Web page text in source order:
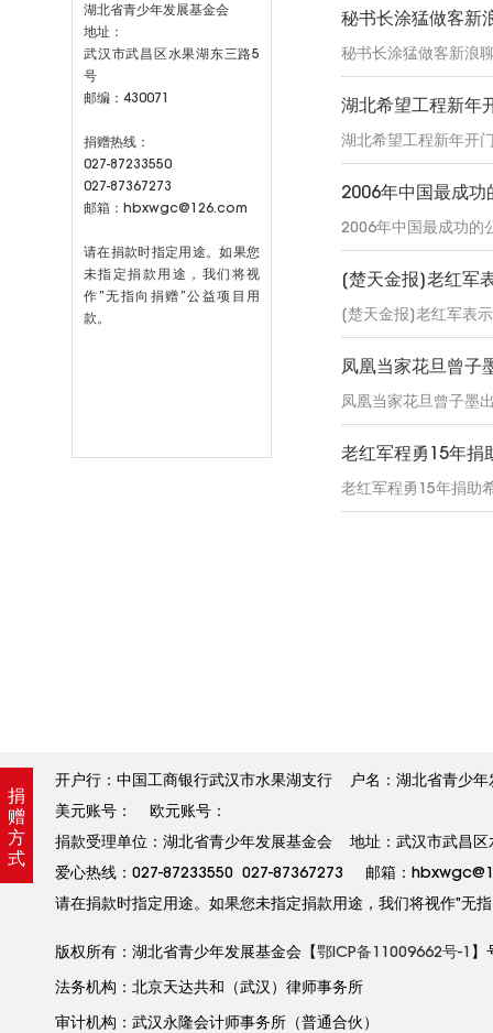
湖北省青少年发展基金会
地址：
武汉市武昌区水果湖东三路5
号
邮编：430071
捐赠热线：
027-87233550
027-87367273
邮箱：hbxwgc@126.com
请在捐款时指定用途。如果您
未指定捐款用途，我们将视
作”无指向捐赠”公益项目用
款。
秘书长涂猛做客新
秘书长涂猛做客新浪
湖北希望工程新年
湖北希望工程新年开
2006年中国最成功
2006年中国最成功的
[楚天金报]老红军
[楚天金报]老红军表
凤凰当家花旦曾子
凤凰当家花旦曾子墨
老红军程勇15年捐
老红军程勇15年捐助
捐
赠
方
式
开户行：中国工商银行武汉市水果湖支行 户名：湖北省青
美元账号： 欧元账号：
捐款受理单位：湖北省青少年发展基金会 地址：武汉市武昌
爱心热线：027-87233550 027-87367273 邮箱：
请在捐款时指定用途。如果您未指定捐款用途，我们将视作”无
版权所有：湖北省青少年发展基金会【鄂ICP备11009662号-1 】
法务机构：北京天达共和（武汉）律师事务所
审计机构：武汉永隆会计师事务所（普通合伙）